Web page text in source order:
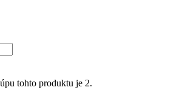
tohto produktu je 2.